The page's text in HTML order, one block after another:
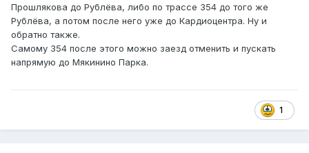
Прошлякова до Рублёва, либо по трассе 354 до того же
Рублёва, а потом после него уже до Кардиоцентра. Ну и
обратно также.
Самому 354 после этого можно заезд отменить и пускать
напрямую до Мякинино Парка.
1